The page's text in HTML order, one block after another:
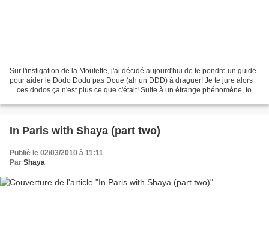
Sur l'instigation de la Moufette, j'ai décidé aujourd'hui de te pondre un guide
pour aider le Dodo Dodu pas Doué (ah un DDD) à draguer! Je te jure alors
... ces dodos ça n'est plus ce que c'était! Suite à un étrange phénomène, tous
In Paris with Shaya (part two)
Publié le 02/03/2010 à 11:11
Par Shaya